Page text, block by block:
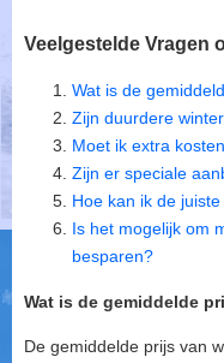
Veelgestelde Vragen
Wat is de
Zijn duurdere
Moet ik extra
Zijn er speciale
Hoe kan ik de
Is het mogelijk om
besparen?
Wat is de gemiddelde
De gemiddelde prijs van